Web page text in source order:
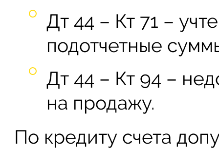
Дт 44 – Кт 71 –
подотчетные
Дт 44 – Кт 94 –
на продажу.
По кредиту счета